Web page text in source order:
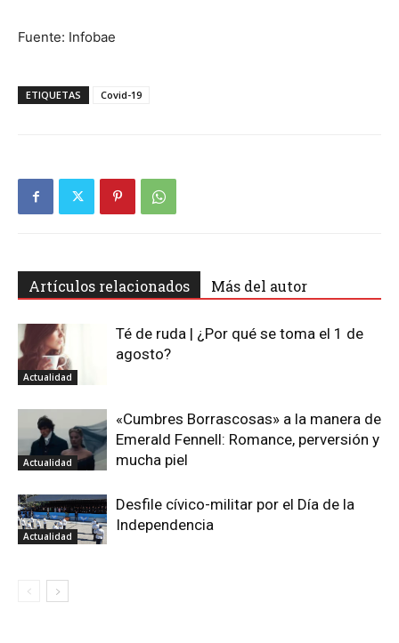
Fuente: Infobae
ETIQUETAS Covid-19
Artículos relacionados Más del autor
Actualidad
Té de ruda | ¿Por qué se toma el 1 de
agosto?
Actualidad
«Cumbres Borrascosas» a la manera de
Emerald Fennell: Romance, perversión y
mucha piel
Actualidad
Desfile cívico-militar por el Día de la
Independencia